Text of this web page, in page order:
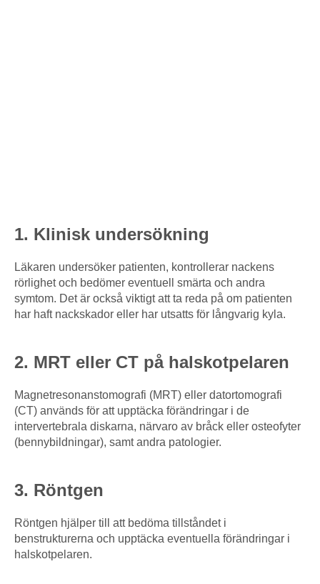
1. Klinisk undersökning
Läkaren undersöker patienten, kontrollerar nackens
rörlighet och bedömer eventuell smärta och andra
symtom. Det är också viktigt att ta reda på om patienten
har haft nackskador eller har utsatts för långvarig kyla.
2. MRT eller CT på halskotpelaren
Magnetresonanstomografi (MRT) eller datortomografi
(CT) används för att upptäcka förändringar i de
intervertebrala diskarna, närvaro av bråck eller osteofyter
(bennybildningar), samt andra patologier.
3. Röntgen
Röntgen hjälper till att bedöma tillståndet i
benstrukturerna och upptäcka eventuella förändringar i
halskotpelaren.